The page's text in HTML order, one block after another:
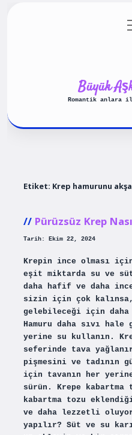
Büyük
Romantik anlara
Etiket: Krep hamurunu
Pürüzsüz Krep
Tarih: Ekim 22, 2024
Krepin ince olması için
eşit miktarda su ve
daha hafif ve daha
sizin için çok kalınsa,
gelebileceği için
Hamuru daha sıvı
yerine su kullanın.
seferinde tava
pişmesini ve tadının
için tavanın her
sürün. Krepe
kabartma tozu
ve daha lezzetli
yapılır? Süt ve su